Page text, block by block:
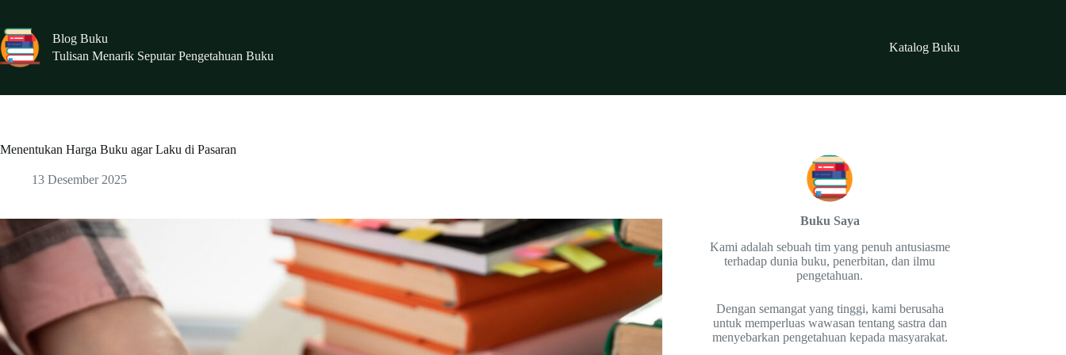
content
Blog Buku
Tulisan Menarik Seputar Pengetahuan Buku
Katalog Buku
Menentukan Harga Buku agar Laku di Pasaran
13 Desember 2025
Buku Saya
Kami adalah sebuah tim yang penuh antusiasme
terhadap dunia buku, penerbitan, dan ilmu
pengetahuan.
Dengan semangat yang tinggi, kami berusaha
untuk memperluas wawasan tentang sastra dan
menyebarkan pengetahuan kepada masyarakat.